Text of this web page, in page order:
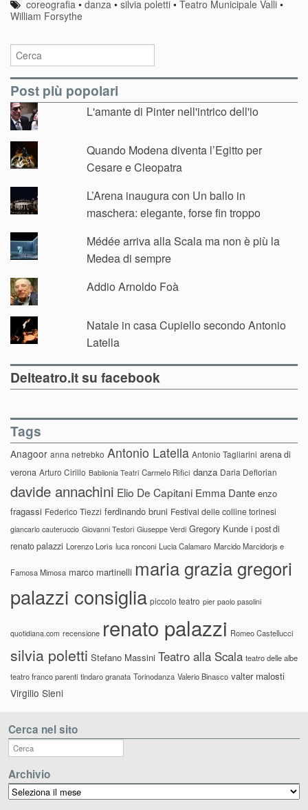
coreografia •danza •silvia poletti •Teatro Municipale Valli •
William Forsythe
Post più popolari
L'amante di Pinter nell'intrico dell'io
Quando Modena diventa l’Egitto per
Cesare e Cleopatra
L’Arena inaugura con Un ballo in
maschera: elegante, forse fin troppo
Médée arriva alla Scala ma non è più la
Medea di sempre
Addio Arnoldo Foà
Natale in casa Cupiello secondo Antonio
Latella
Delteatro.it su facebook
Tags
Anagoor anna netrebko Antonio Latella Antonio Tagliarini arena di
verona Arturo Cirillo Babilonia Teatri Carmelo Rifici danza Daria Deflorian
davide annachini Elio De Capitani Emma Dante enzo
fragassi Federico Tiezzi ferdinando bruni Festival delle colline torinesi
giancarlo cauteruccio Giovanni Testori Giuseppe Verdi Gregory Kunde i post di
renato palazzi Lorenzo Loris luca ronconi Lucia Calamaro Marcido Marcidorjs e
Famosa Mimosa marco martinelli maria grazia gregori
palazzi consiglia piccolo teatro pier paolo pasolini
quotidiana.com recensione renato palazzi Romeo Castellucci
silvia poletti Stefano Massini Teatro alla Scala teatro delle albe
teatro franco parenti tindaro granata Torinodanza Valerio Binasco valter malosti
Virgilio Sieni
Cerca nel sito
Archivio
Archivio